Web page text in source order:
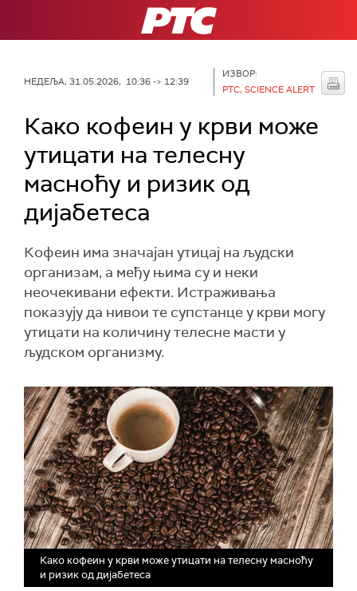
РТС
НЕДЕЉА, 31.05.2026, 10:36 -> 12:39
ИЗВОР:
РТС, SCIENCE ALERT
Како кофеин у крви може
утицати на телесну
масноћу и ризик од
дијабетеса
Кофеин има значајан утицај на људски
организам, а међу њима су и неки
неочекивани ефекти. Истраживања
показују да нивои те супстанце у крви могу
утицати на количину телесне масти у
људском организму.
Како кофеин у крви може утицати на телесну масноћу
и ризик од дијабетеса